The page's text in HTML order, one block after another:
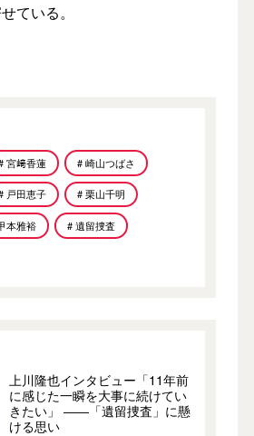
ている。
宮﨑香蓮 # 崎山つばさ
戸田恵子 # 栗山千明
本雅裕 # 遺留捜査
上川隆也インタビュー「11年前
に感じた一瞬を大事に続けてい
きたい」 ――「遺留捜査」に懸
ける思い